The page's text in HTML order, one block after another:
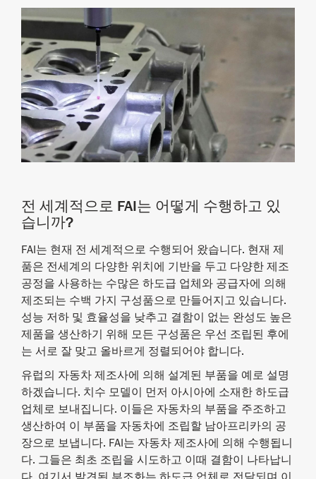
전 세계적으로 FAI는 어떻게 수행하고 있
습니까?
FAI는 현재 전 세계적으로 수행되어 왔습니다. 현재 제
품은 전세계의 다양한 위치에 기반을 두고 다양한 제조
공정을 사용하는 수많은 하도급 업체와 공급자에 의해
제조되는 수백 가지 구성품으로 만들어지고 있습니다.
성능 저하 및 효율성을 낮추고 결함이 없는 완성도 높은
제품을 생산하기 위해 모든 구성품은 우선 조립된 후에
는 서로 잘 맞고 올바르게 정렬되어야 합니다.
유럽의 자동차 제조사에 의해 설계된 부품을 예로 설명
하겠습니다. 치수 모델이 먼저 아시아에 소재한 하도급
업체로 보내집니다. 이들은 자동차의 부품을 주조하고
생산하여 이 부품을 자동차에 조립할 남아프리카의 공
장으로 보냅니다. FAI는 자동차 제조사에 의해 수행됩니
다. 그들은 최초 조립을 시도하고 이때 결함이 나타납니